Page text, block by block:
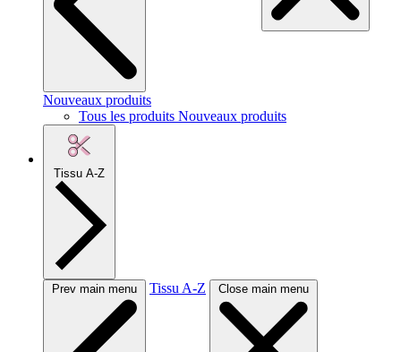
Nouveaux produits
Tous les produits Nouveaux produits
Tissu A-Z
Prev main menu Tissu A-Z Close main menu